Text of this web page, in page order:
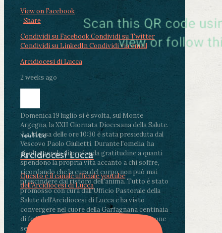
View on Facebook
· Share
Condividi su FacebookCondividi su Twitter
Condividi su LinkedInCondividi via email
Arcidiocesi di Lucca
2 weeks ago
Domenica 19 luglio si è svolta, sul Monte
Argegna, la XXII Giornata Diocesana della Salute.
.La Messa delle ore 10:30 è stata presieduta dal
Vescovo Paolo Giulietti. Durante l'omelia, ha
rivolto parole di profonda gratitudine a quanti
spendono la propria vita accanto a chi soffre,
ricordando che la cura del corpo non può mai
prescindere dal ristoro dell'anima..Tutto è stato
promosso con cura dall'Ufficio Pastorale della
Salute dell'Arcidiocesi di Lucca e ha visto
convergere nel cuore della Garfagnana centinaia
di fedeli, operatori sanitari, volontari e persone
segnate dalla malattia.
YouTube
Arcidiocesi Lucca
Questo è il canale ufficiale youtube
dell'Arcidiocesi di Lucca